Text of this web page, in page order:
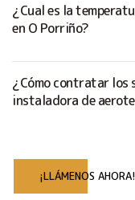
¿Cual es la
en O Porriño?
¿Cómo contratar los
instaladora de
¡LLÁMENOS AHORA!